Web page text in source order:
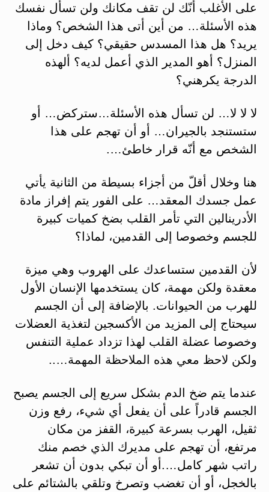
على الأغلب أنّك لن تقف مكانك ولن تسأل نفسك
هذه الأسئلة… من أين أتى هذا الشخص؟ وماذا
يريد؟ هل هذا المسدس حقيقي؟ كيف دخل إلى
المنزل؟ أهو المدير الذي أعمل لديه؟ ألهذه
الدرجة يكرهني؟
لا لا لا… لن تسأل هذه الأسئلة…ستركض… أو
ستستنجد بالجيران… أو أن تهجم على هذا
الشخص مع أنّه قرار خاطئ….
هنا وخلال أقلّ من أجزاء بسيطة من الثانية يأتي
عمل جسدك المعقد… على الفور يتم إفراز مادة
الأدرينالين التي تأمر القلب بضخ كميات كبيرة
للجسم وخصوصا إلى القدمين، لماذا؟
لأن القدمين ستساعدك على الهروب وهي ميزة
معقدة ولكن مهمة، كان يستخدمها الإنسان الأول
للهرب من الحيوانات. بالإضافة إلى أن الجسم
سيحتاج إلى المزيد من الأكسجين لتغذية العضلات
وخصوصا عضلة القلب لهذا تزداد عملية التنفس
ولكن لاحظ معي هذه الملاحظة المهمة…..
عندما يتم ضخ الدم بشكل سريع إلى الجسم يصبح
الجسم قادراً على أن يفعل أي شيء، رفع وزن
ثقيل، الهرب بسرعة كبيرة، القفز من مكان
مرتفع، أن تهجم على مديرك الذي خصم منك
راتب شهر كامل….أو أن تبكي بدون أن تشعر
بالخجل، أو أن تغضب وتصرخ وتلقي بالشتائم على